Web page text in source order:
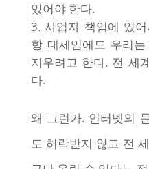
있어야 한다.
사업자 책임에 있
항 대세임에도 우리
지우려고 한다. 전 세
다.
왜 그런가. 인터넷의
도 허락받지 않고 전